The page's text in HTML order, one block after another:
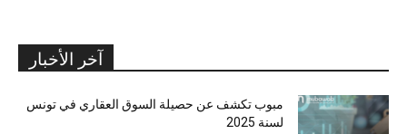
آخر الأخبار
مبوب تكشف عن حصيلة السوق العقاري في تونس
لسنة 2025